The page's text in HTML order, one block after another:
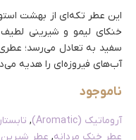
این عطر تکه‌ای از بهشت
خنکای لیمو و شیرینی
سفید به تعادل می‌رسد؛
آب‌های فیروزه‌ای را هدیه
ناموجود
آروماتیک (Aromatic) ,
عطر خنک مردانه, عطر شیرین